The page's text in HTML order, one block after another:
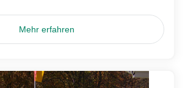
Mehr erfahren